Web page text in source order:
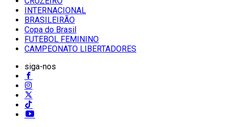
INTERNACIONAL
BRASILEIRÃO
Copa do Brasil
FUTEBOL FEMININO
CAMPEONATO LIBERTADORES
siga-nos